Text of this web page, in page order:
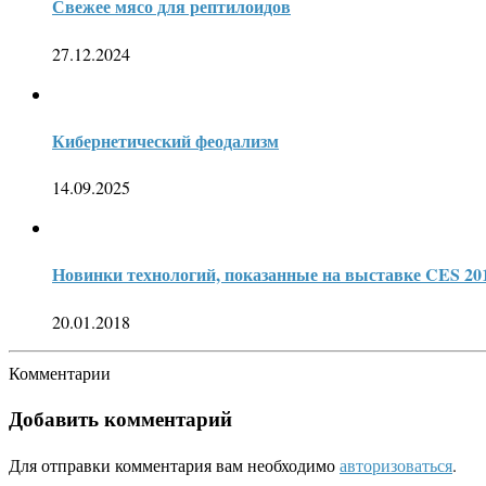
Свежее мясо для рептилоидов
27.12.2024
Кибернетический феодализм
14.09.2025
Новинки технологий, показанные на выставке CES
20.01.2018
Комментарии
Добавить комментарий
Для отправки комментария вам необходимоавторизоваться.